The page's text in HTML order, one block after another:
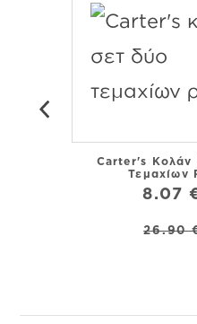
Carter's Κολάν
Τεμαχίων
8.07
26.90